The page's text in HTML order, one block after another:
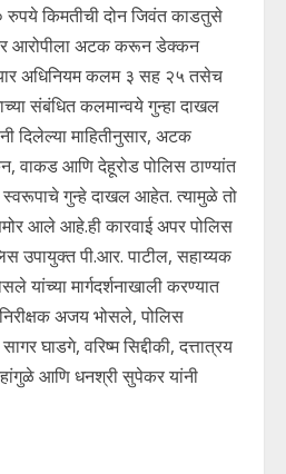
रुपये किमतीची दोन जिवंत काडतुसे
आरोपीला अटक करून डेक्कन
अधिनियम कलम ३ सह २५ तसेच
संबंधित कलमान्वये गुन्हा दाखल
दिलेल्या माहितीनुसार, अटक
वाकड आणि देहूरोड पोलिस ठाण्यांत
स्वरूपाचे गुन्हे दाखल आहेत. त्यामुळे तो
आले आहे.ही कारवाई अपर पोलिस
उपायुक्त पी.आर. पाटील, सहाय्यक
यांच्या मार्गदर्शनाखाली करण्यात
अजय भोसले, पोलिस
घाडगे, वरिष्म सिद्दीकी, दत्तात्रय
आणि धनश्री सुपेकर यांनी